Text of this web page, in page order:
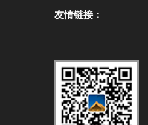
友情链接：